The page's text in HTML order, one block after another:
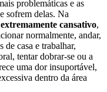
problemáticas e as
sofrem delas. Na
cansativo,
normalmente, andar,
de casa e trabalhar,
tentar dobrar-se ou a
uma dor insuportável,
dentro da área